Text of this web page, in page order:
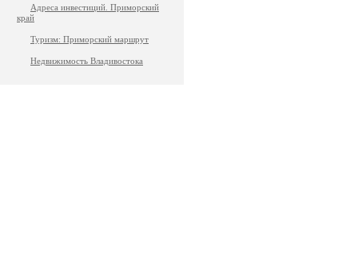
Адреса инвестиций. Приморский
край
Туризм: Приморский маршрут
Недвижимость Владивостока